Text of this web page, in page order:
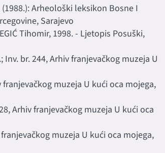
Arheološki leksikon Bosne I
Sarajevo
Tihomir, 1998. - Ljetopis Posuški,
Inv. br. 244, Arhiv franjevačkog muzeja U
franjevačkog muzeja U kući oca mojega,
Arhiv franjevačkog muzeja U kući oca
franjevačkog muzeja U kući oca mojega,